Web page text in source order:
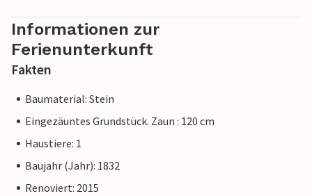
Informationen zur
Ferienunterkunft
Fakten
Baumaterial: Stein
Eingezäuntes Grundstück. Zaun : 120 cm
Haustiere: 1
Baujahr (Jahr): 1832
Renoviert: 2015